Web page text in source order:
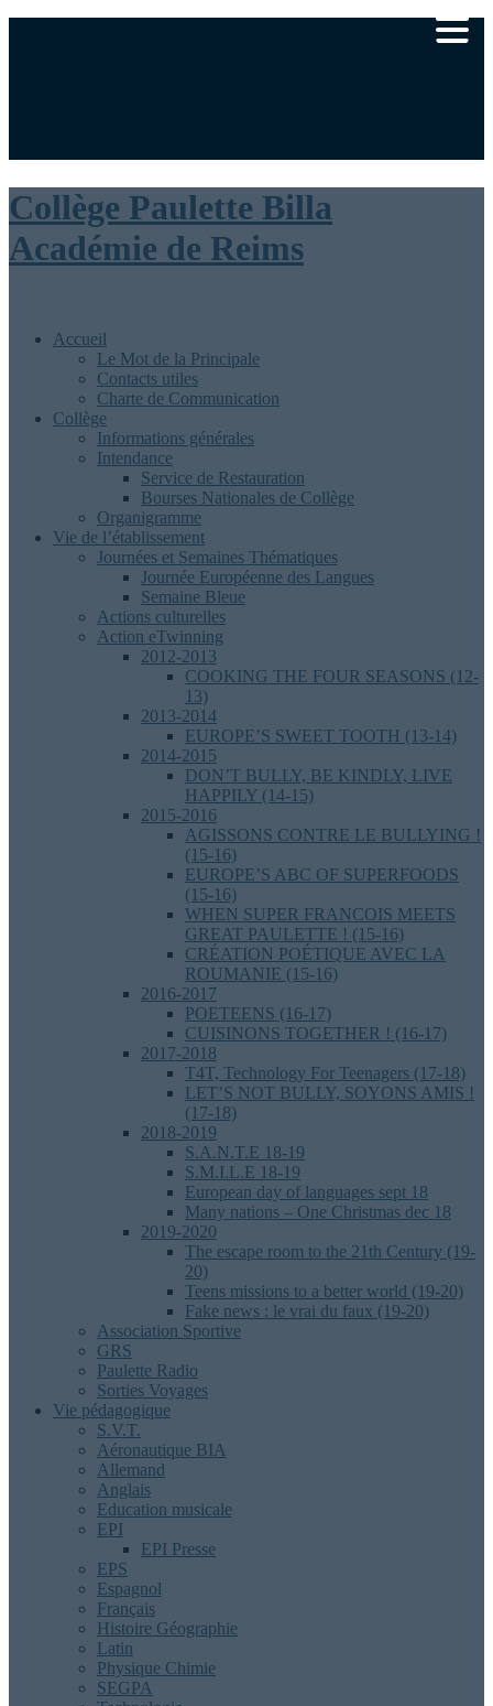
Collège Paulette Billa
Académie de Reims
Accueil
Le Mot de la Principale
Contacts utiles
Charte de Communication
Collège
Informations générales
Intendance
Service de Restauration
Bourses Nationales de Collège
Organigramme
Vie de l’établissement
Journées et Semaines Thématiques
Journée Européenne des Langues
Semaine Bleue
Actions culturelles
Action eTwinning
2012-2013
COOKING THE FOUR SEASONS (12-
13)
2013-2014
EUROPE’S SWEET TOOTH (13-14)
2014-2015
DON’T BULLY, BE KINDLY, LIVE
HAPPILY (14-15)
2015-2016
AGISSONS CONTRE LE BULLYING !
(15-16)
EUROPE’S ABC OF SUPERFOODS
(15-16)
WHEN SUPER FRANCOIS MEETS
GREAT PAULETTE ! (15-16)
CRÉATION POÉTIQUE AVEC LA
ROUMANIE (15-16)
2016-2017
POETEENS (16-17)
CUISINONS TOGETHER ! (16-17)
2017-2018
T4T, Technology For Teenagers (17-18)
LET’S NOT BULLY, SOYONS AMIS !
(17-18)
2018-2019
S.A.N.T.E 18-19
S.M.I.L.E 18-19
European day of languages sept 18
Many nations – One Christmas dec 18
2019-2020
The escape room to the 21th Century (19-
20)
Teens missions to a better world (19-20)
Fake news : le vrai du faux (19-20)
Association Sportive
GRS
Paulette Radio
Sorties Voyages
Vie pédagogique
S.V.T.
Aéronautique BIA
Allemand
Anglais
Education musicale
EPI
EPI Presse
EPS
Espagnol
Français
Histoire Géographie
Latin
Physique Chimie
SEGPA